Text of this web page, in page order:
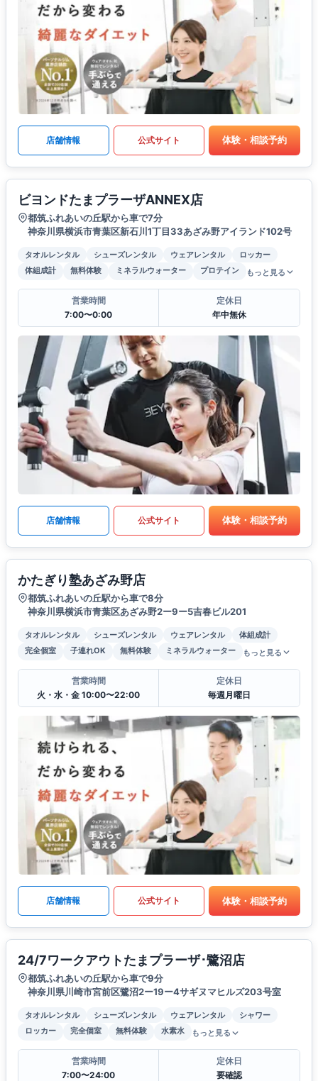
店舗情報 公式サイト 体験・相談予約
ビヨンドたまプラーザANNEX店
都筑ふれあいの丘駅から車で7分
神奈川県横浜市青葉区新石川1丁目33あざみ野アイランド102号
タオルレンタル シューズレンタル ウェアレンタル
ロッカー
体組成計
無料体験 ミネラルウォーター プロテイン もっと見る
営業時間
7:00〜0:00
定休日
年中無休
店舗情報 公式サイト 体験・相談予約
かたぎり塾あざみ野店
都筑ふれあいの丘駅から車で8分
神奈川県横浜市青葉区あざみ野2ー9ー5吉春ビル201
タオルレンタル シューズレンタル ウェアレンタル
体組成計
完全個室
子連れOK 無料体験 ミネラルウォーター もっと見る
営業時間
火・水・金 10:00〜22:00
定休日
毎週月曜日
店舗情報 公式サイト 体験・相談予約
24/7ワークアウトたまプラーザ･鷺沼店
都筑ふれあいの丘駅から車で9分
神奈川県川崎市宮前区鷺沼2ー19ー4サギヌマヒルズ203号室
タオルレンタル シューズレンタル ウェアレンタル
シャワー
ロッカー
完全個室 無料体験 水素水 もっと見る
営業時間
7:00〜24:00
定休日
要確認